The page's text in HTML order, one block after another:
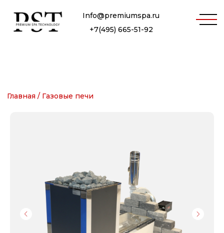
Info@premiumspa.ru
+7(495) 665-51-92